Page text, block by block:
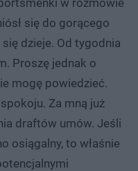
się do gorącego
dzieje. Od tygodnia
Proszę jednak o
mogę powiedzieć.
Za mną już
draftów umów. Jeśli
osiągalny, to właśnie